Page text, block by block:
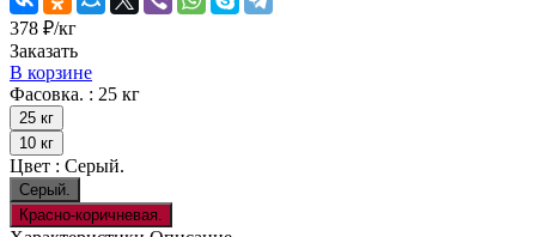
378 ₽/кг
Заказать
В корзине
Фасовка. : 25 кг
25 кг
10 кг
Цвет : Серый.
Серый.
Красно-коричневая.